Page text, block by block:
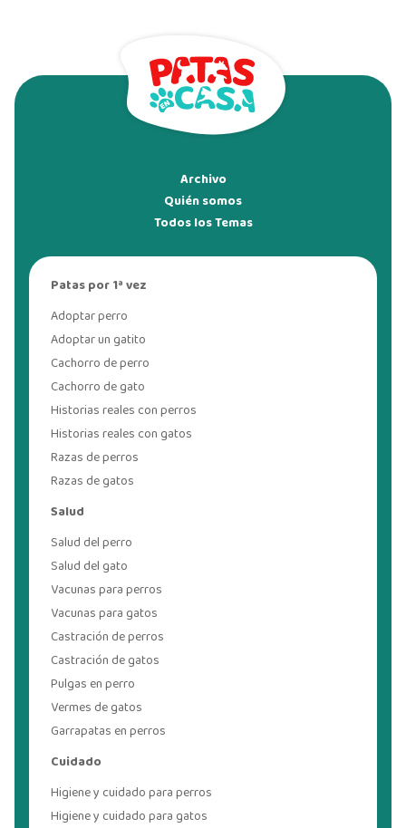
Archivo
Quién somos
Todos los Temas
Patas por 1ª vez
Adoptar perro
Adoptar un gatito
Cachorro de perro
Cachorro de gato
Historias reales con perros
Historias reales con gatos
Razas de perros
Razas de gatos
Salud
Salud del perro
Salud del gato
Vacunas para perros
Vacunas para gatos
Castración de perros
Castración de gatos
Pulgas en perro
Vermes de gatos
Garrapatas en perros
Cuidado
Higiene y cuidado para perros
Higiene y cuidado para gatos